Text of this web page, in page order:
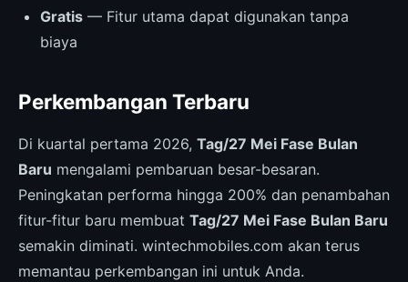
Gratis — Fitur utama dapat digunakan tanpa
biaya
Perkembangan Terbaru
Di kuartal pertama 2026, Tag/27 Mei Fase Bulan
Baru mengalami pembaruan besar-besaran.
Peningkatan performa hingga 200% dan penambahan
fitur-fitur baru membuat Tag/27 Mei Fase Bulan Baru
semakin diminati. wintechmobiles.com akan terus
memantau perkembangan ini untuk Anda.